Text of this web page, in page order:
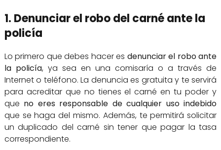
1. Denunciar el robo del carné ante la
policía
Lo primero que debes hacer es denunciar el robo ante
la policía, ya sea en una comisaría o a través de
Internet o teléfono. La denuncia es gratuita y te servirá
para acreditar que no tienes el carné en tu poder y
que no eres responsable de cualquier uso indebido
que se haga del mismo. Además, te permitirá solicitar
un duplicado del carné sin tener que pagar la tasa
correspondiente.